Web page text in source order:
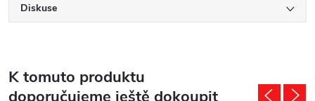
Diskuse
K tomuto produktu
doporučujeme ještě dokoupit